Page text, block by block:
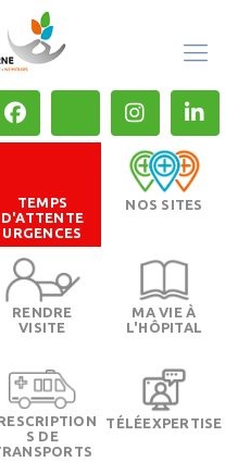
TEMPS
D'ATTENTE
URGENCES
NOS SITES
RENDRE
VISITE
MA VIE À
L'HÔPITAL
S DE
TÉLÉEXPERTISE